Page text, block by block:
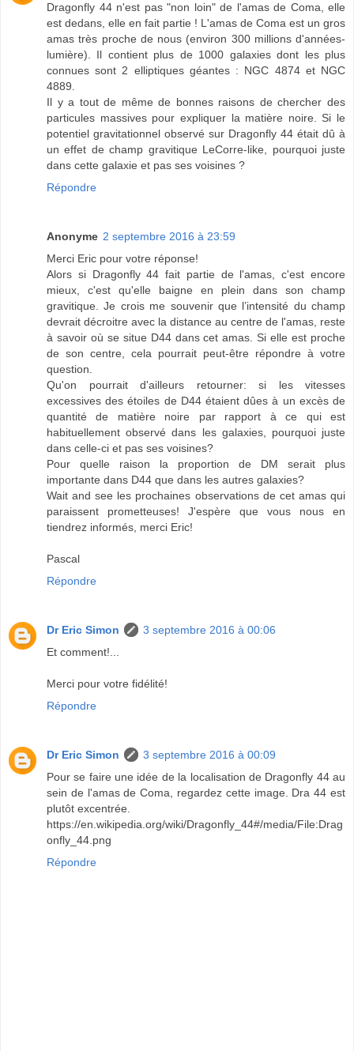
Dragonfly 44 n'est pas "non loin" de l'amas de Coma, elle
est dedans, elle en fait partie ! L'amas de Coma est un gros
amas très proche de nous (environ 300 millions d'années-
lumière). Il contient plus de 1000 galaxies dont les plus
connues sont 2 elliptiques géantes : NGC 4874 et NGC
4889.
Il y a tout de même de bonnes raisons de chercher des
particules massives pour expliquer la matière noire. Si le
potentiel gravitationnel observé sur Dragonfly 44 était dû à
un effet de champ gravitique LeCorre-like, pourquoi juste
dans cette galaxie et pas ses voisines ?
Répondre
Anonyme 2 septembre 2016 à 23:59
Merci Eric pour votre réponse!
Alors si Dragonfly 44 fait partie de l'amas, c'est encore
mieux, c'est qu'elle baigne en plein dans son champ
gravitique. Je crois me souvenir que l’intensité du champ
devrait décroitre avec la distance au centre de l'amas, reste
à savoir où se situe D44 dans cet amas. Si elle est proche
de son centre, cela pourrait peut-être répondre à votre
question.
Qu'on pourrait d'ailleurs retourner: si les vitesses
excessives des étoiles de D44 étaient dûes à un excès de
quantité de matière noire par rapport à ce qui est
habituellement observé dans les galaxies, pourquoi juste
dans celle-ci et pas ses voisines?
Pour quelle raison la proportion de DM serait plus
importante dans D44 que dans les autres galaxies?
Wait and see les prochaines observations de cet amas qui
paraissent prometteuses! J'espère que vous nous en
tiendrez informés, merci Eric!
Pascal
Répondre
Dr Eric Simon
3 septembre 2016 à 00:06
Et comment!...
Merci pour votre fidélité!
Répondre
Dr Eric Simon
3 septembre 2016 à 00:09
Pour se faire une idée de la localisation de Dragonfly 44 au
sein de l'amas de Coma, regardez cette image. Dra 44 est
plutôt excentrée.
https://en.wikipedia.org/wiki/Dragonfly_44#/media/File:Drag
onfly_44.png
Répondre